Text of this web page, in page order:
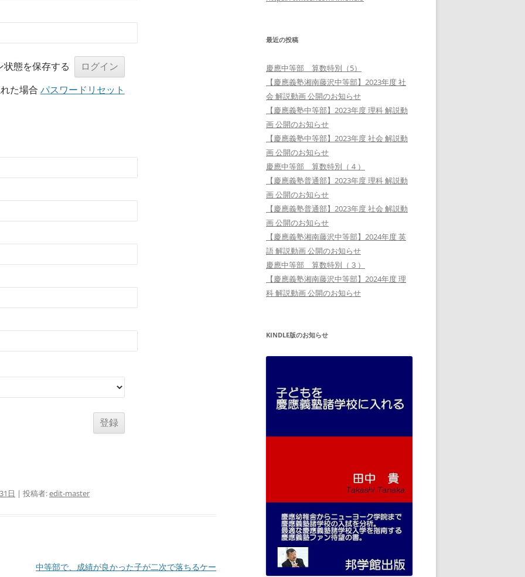
状態を保存する
た場合 パスワードリセット
日 | 投稿者:edit-master
中等部で、成績が良かった子が二次で落ちるケー
最近の投稿
慶應中等部 算数特別（5）
【慶應義塾湘南藤沢中等部】2023年度 社
会 解説動画 公開のお知らせ
【慶應義塾中等部】2023年度 理科 解説動
画 公開のお知らせ
【慶應義塾中等部】2023年度 社会 解説動
画 公開のお知らせ
慶應中等部 算数特別（４）
【慶應義塾普通部】2023年度 理科 解説動
画 公開のお知らせ
【慶應義塾普通部】2023年度 社会 解説動
画 公開のお知らせ
【慶應義塾湘南藤沢中等部】2024年度 英
語 解説動画 公開のお知らせ
慶應中等部 算数特別（３）
【慶應義塾湘南藤沢中等部】2024年度 理
科 解説動画 公開のお知らせ
KINDLE版のお知らせ